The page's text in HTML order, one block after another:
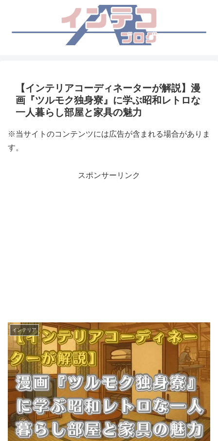
【インテリアコーディネーターが解説】漫
画『ツルモク独身寮』に学ぶ昭和レトロな
一人暮らし部屋と家具の魅力
※当サイトのコンテンツには広告が含まれる場合がありま
す。
スポンサーリンク
インテリア